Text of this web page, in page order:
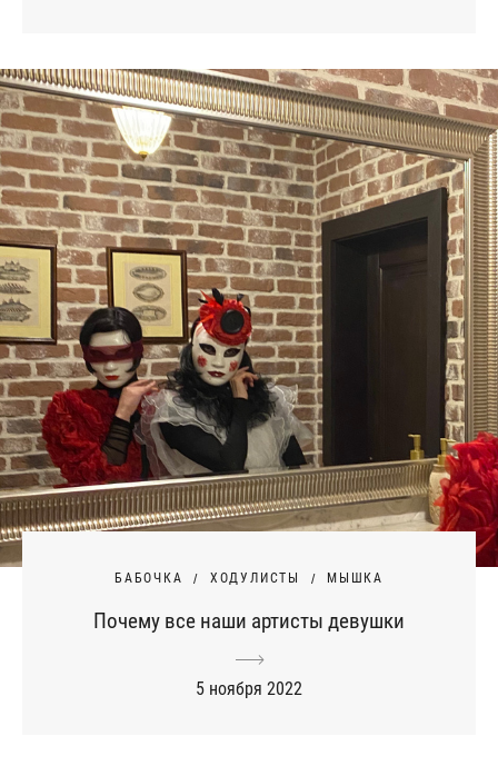
БАБОЧКА ХОДУЛИСТЫ МЫШКА
Почему все наши артисты девушки
5 ноября 2022